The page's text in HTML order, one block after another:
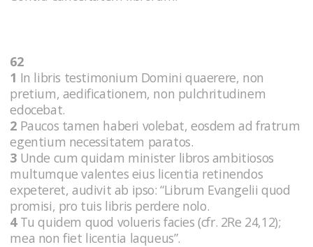
62
1 In libris testimonium Domini quaerere, non
pretium, aedificationem, non pulchritudinem
edocebat.
2 Paucos tamen haberi volebat, eosdem ad fratrum
egentium necessitatem paratos.
3 Unde cum quidam minister libros ambitiosos
multumque valentes eius licentia retinendos
expeteret, audivit ab ipso: “Librum Evangelii quod
promisi, pro tuis libris perdere nolo.
4Tu quidem quod volueris facies (cfr. 2Re 24,12);
mea non fiet licentia laqueus”.